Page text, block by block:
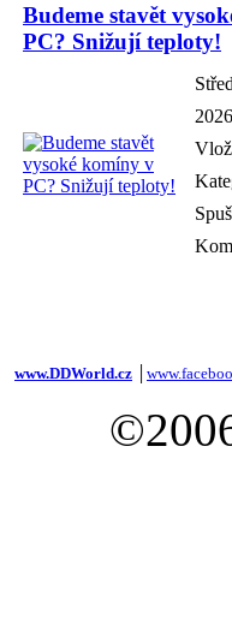
Budeme stavět
PC? Snižují teploty!
2026
www.DDWorld.cz